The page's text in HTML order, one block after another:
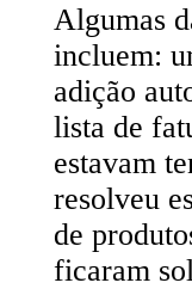
Algumas
incluem:
adição
lista de
estavam
resolveu
de
ficaram